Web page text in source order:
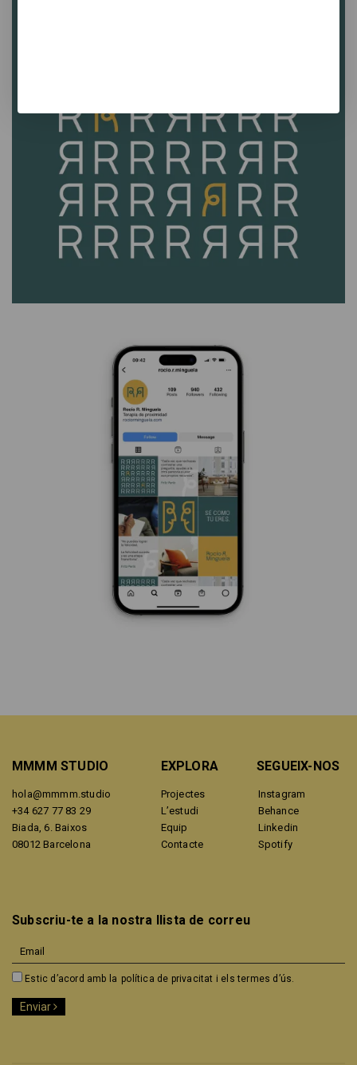
MMMM STUDIO
hola@mmmm.studio
+34 627 77 83 29
Biada, 6. Baixos
08012 Barcelona
EXPLORA
Projectes
L’estudi
Equip
Contacte
SEGUEIX-NOS
Instagram
Behance
Linkedin
Spotify
Subscriu-te a la nostra llista de correu
Estic d’acord amb la política de privacitat i els termes d’ús.
Enviar